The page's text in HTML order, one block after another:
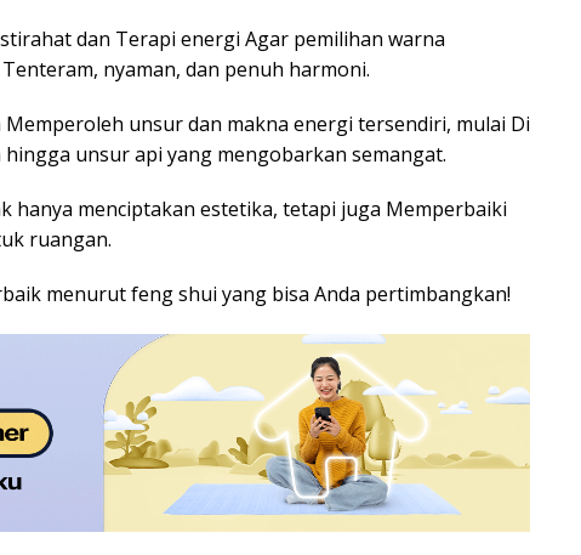
dan Terapi energi Agar pemilihan warna
nyaman, dan penuh harmoni.
unsur dan makna energi tersendiri, mulai Di
unsur api yang mengobarkan semangat.
hanya menciptakan estetika, tetapi juga Memperbaiki
ruangan.
menurut feng shui yang bisa Anda pertimbangkan!